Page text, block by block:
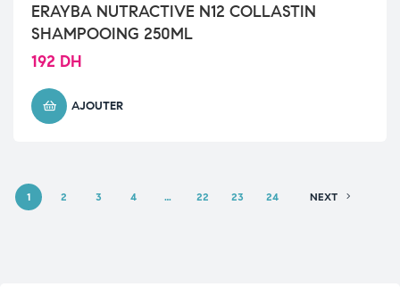
ERAYBA NUTRACTIVE N12 COLLASTIN
SHAMPOOING 250ML
192 DH
AJOUTER
1 2 3 4 … 22 23 24 NEXT